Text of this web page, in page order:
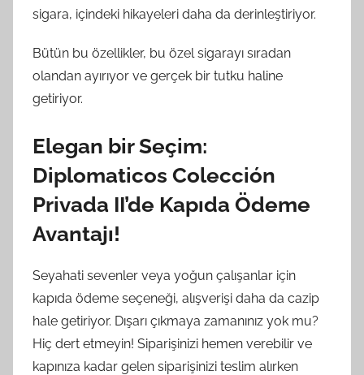
sigara, içindeki hikayeleri daha da derinleştiriyor.
Bütün bu özellikler, bu özel sigarayı sıradan
olandan ayırıyor ve gerçek bir tutku haline
getiriyor.
Elegan bir Seçim:
Diplomaticos Colección
Privada II’de Kapıda Ödeme
Avantajı!
Seyahati sevenler veya yoğun çalışanlar için
kapıda ödeme seçeneği, alışverişi daha da cazip
hale getiriyor. Dışarı çıkmaya zamanınız yok mu?
Hiç dert etmeyin! Siparişinizi hemen verebilir ve
kapınıza kadar gelen siparişinizi teslim alırken